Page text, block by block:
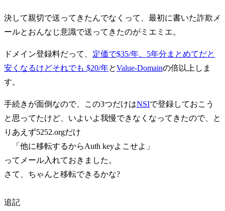
決して親切で送ってきたんでなくって、最初に書いた詐欺メ
ールとおんなじ意識で送ってきたのがミエミエ。
ドメイン登録料だって、 定価で$35/年、5年分まとめてだと
安くなるけどそれでも $20/年とValue-Domainの倍以上しま
す。
手続きが面倒なので、この3つだけはNSIで登録しておこう
と思ってたけど、いよいよ我慢できなくなってきたので、と
りあえず5252.orgだけ
「他に移転するからAuth keyよこせよ」
ってメール入れておきました。
さて、ちゃんと移転できるかな?
追記